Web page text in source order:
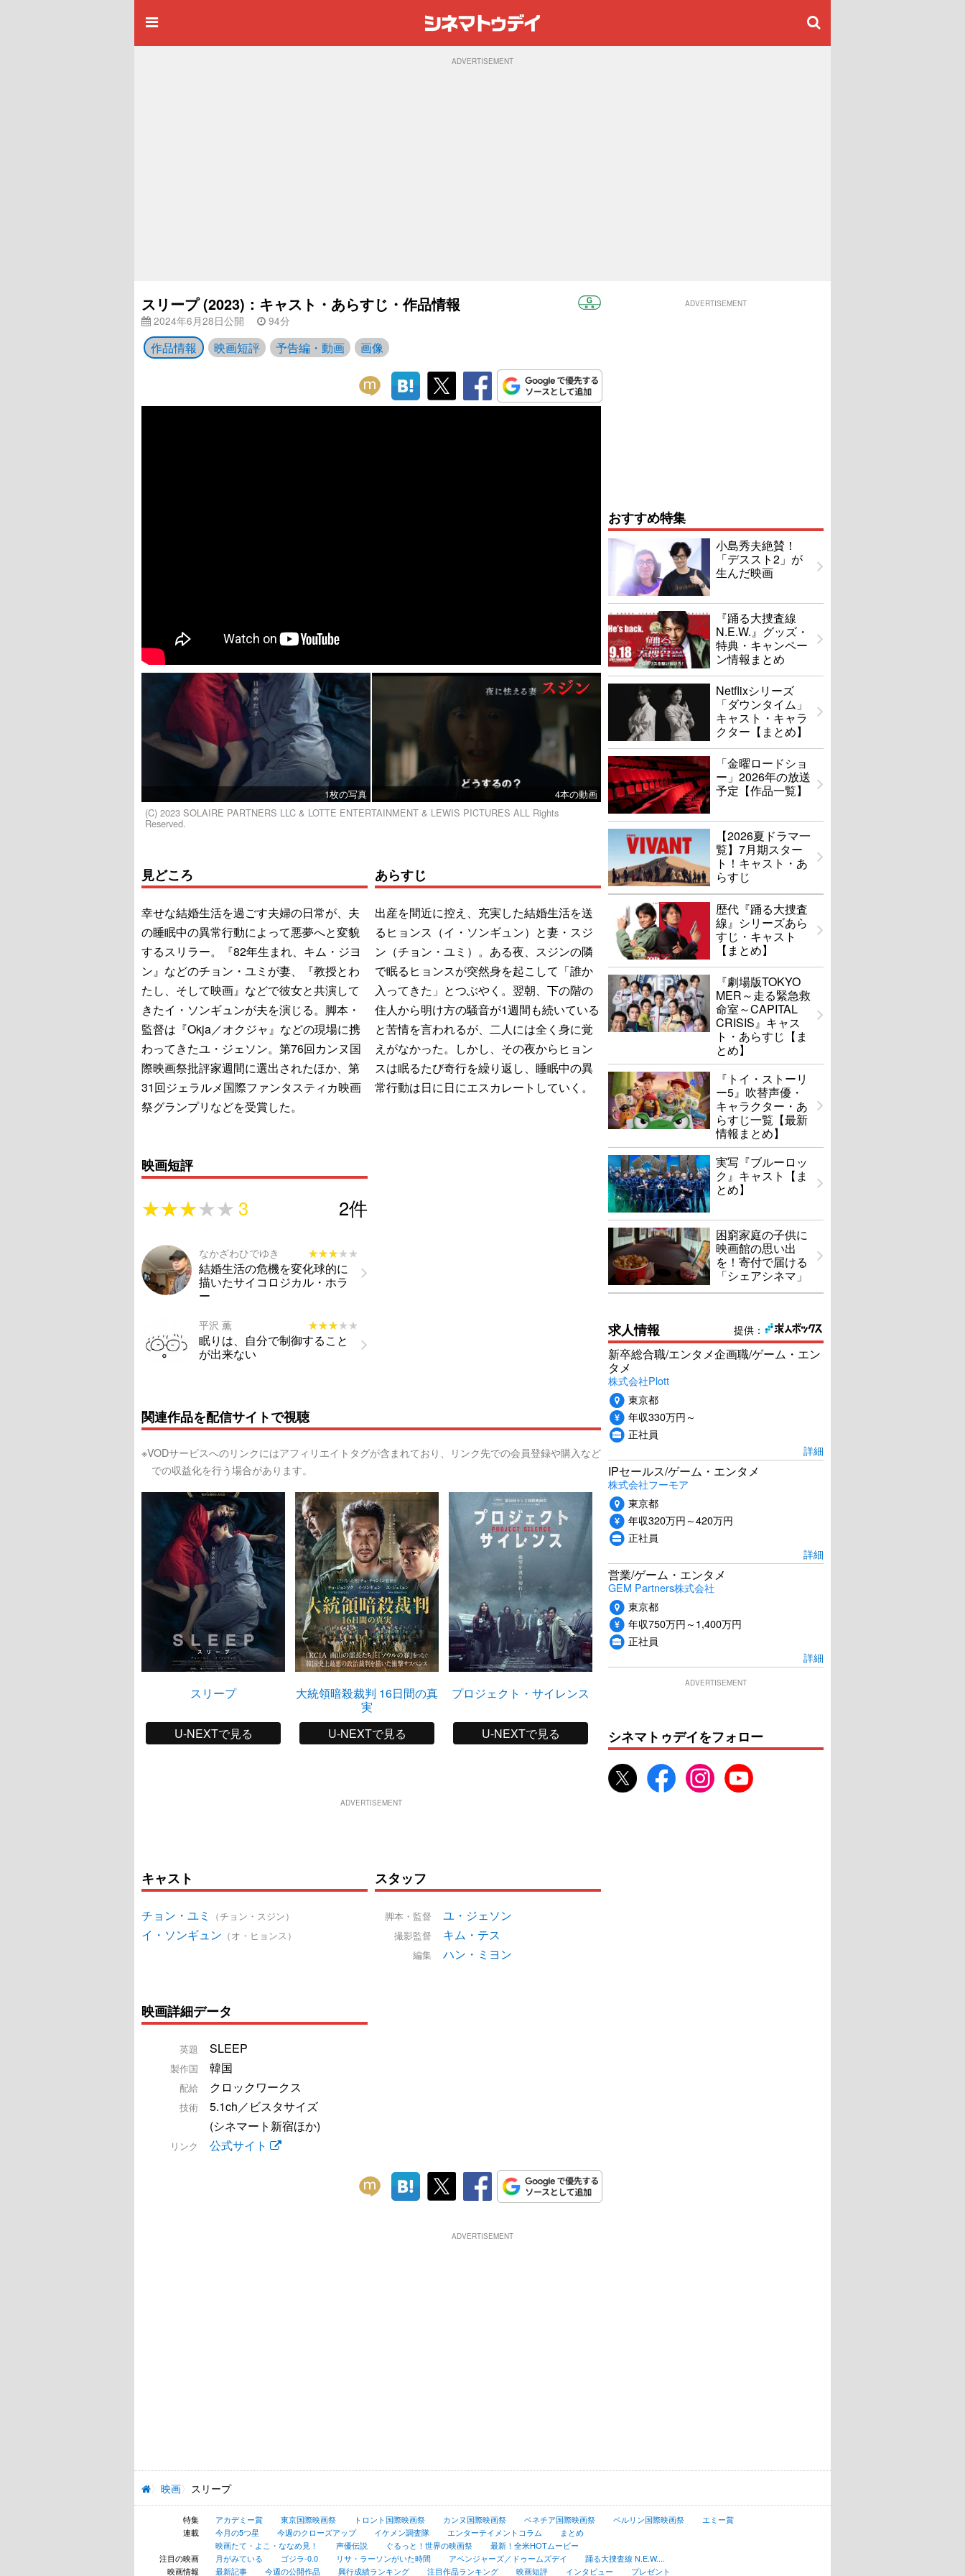
ADVERTISEMENT
スリープ (2023)：キャスト・あらすじ・作品情報
2024年6月28日公開 94分
作品情報 映画短評 予告編・動画 画像
1枚の写真
4本の動画
(C) 2023 SOLAIRE PARTNERS LLC & LOTTE ENTERTAINMENT & LEWIS PICTURES ALL Rights
Reserved.
見どころ
幸せな結婚生活を過ごす夫婦の日常が、夫
の睡眠中の異常行動によって悪夢へと変貌
するスリラー。『82年生まれ、キム・ジヨ
ン』などのチョン・ユミが妻、『教授とわ
たし、そして映画』などで彼女と共演して
きたイ・ソンギュンが夫を演じる。脚本・
監督は『Okja／オクジャ』などの現場に携
わってきたユ・ジェソン。第76回カンヌ国
際映画祭批評家週間に選出されたほか、第
31回ジェラルメ国際ファンタスティカ映画
祭グランプリなどを受賞した。
あらすじ
出産を間近に控え、充実した結婚生活を送
るヒョンス（イ・ソンギュン）と妻・スジ
ン（チョン・ユミ）。ある夜、スジンの隣
で眠るヒョンスが突然身を起こして「誰か
入ってきた」とつぶやく。翌朝、下の階の
住人から明け方の騒音が1週間も続いている
と苦情を言われるが、二人には全く身に覚
えがなかった。しかし、その夜からヒョン
スは眠るたび奇行を繰り返し、睡眠中の異
常行動は日に日にエスカレートしていく。
映画短評
★★★★★
★★★★★ 3 2件
なかざわひでゆき ★★★★★
★★★★★
結婚生活の危機を変化球的に
描いたサイコロジカル・ホラ
ー
平沢 薫 ★★★★★
★★★★★
眠りは、自分で制御すること
が出来ない
関連作品を配信サイトで視聴
※VODサービスへのリンクにはアフィリエイトタグが含まれており、リンク先での会員登録や購入など
での収益化を行う場合があります。
スリープ
U-NEXTで見る
大統領暗殺裁判 16日間の真
実
U-NEXTで見る
プロジェクト・サイレンス
U-NEXTで見る U-NEXTで見る
ADVERTISEMENT
キャスト
チョン・ユミ （チョン・スジン）
イ・ソンギュン （オ・ヒョンス）
スタッフ
脚本・監督 ユ・ジェソン
撮影監督 キム・テス
編集 ハン・ミヨン
映画詳細データ
英題 SLEEP
製作国 韓国
配給 クロックワークス
技術
5.1ch／ビスタサイズ
(シネマート新宿ほか)
リンク 公式サイト
ADVERTISEMENT
おすすめ特集
小島秀夫絶賛！
「デススト2」が
生んだ映画
『踊る大捜査線
N.E.W.』グッズ・
特典・キャンペー
ン情報まとめ
Netflixシリーズ
「ダウンタイム」
キャスト・キャラ
クター【まとめ】
「金曜ロードショ
ー」2026年の放送
予定【作品一覧】
【2026夏ドラマ一
覧】7月期スター
ト！キャスト・あ
らすじ
歴代『踊る大捜査
線』シリーズあら
すじ・キャスト
【まとめ】
『劇場版TOKYO
MER～走る緊急救
命室～CAPITAL
CRISIS』キャス
ト・あらすじ【ま
とめ】
『トイ・ストーリ
ー5』吹替声優・
キャラクター・あ
らすじ一覧【最新
情報まとめ】
実写『ブルーロッ
ク』キャスト【ま
とめ】
困窮家庭の子供に
映画館の思い出
を！寄付で届ける
「シェアシネマ」
提供：
求人情報
新卒総合職/エンタメ企画職/ゲーム・エン
タメ
株式会社Plott
東京都
年収330万円～
正社員
詳細
IPセールス/ゲーム・エンタメ
株式会社フーモア
東京都
年収320万円～420万円
正社員
詳細
営業/ゲーム・エンタメ
GEM Partners株式会社
東京都
年収750万円～1,400万円
正社員
詳細
ADVERTISEMENT
シネマトゥデイをフォロー
ADVERTISEMENT
映画 スリープ
特集 アカデミー賞 東京国際映画祭 トロント国際映画祭 カンヌ国際映画祭 ベネチア国際映画祭 ベルリン国際映画祭
エミー賞
連載
今月の5つ星 今週のクローズアップ イケメン調査隊 エンターテイメントコラム
まとめ
映画たて・よこ・ななめ見！
声優伝説 ぐるっと！世界の映画祭
最新！全米HOTムービー
注目の映画
月がみている ゴジラ-0.0 リサ・ラーソンがいた時間 アベンジャーズ／ドゥームズデイ
踊る大捜査線 N.E.W....
映画情報
最新記事 今週の公開作品 興行成績ランキング 注目作品ランキング 映画短評 インタビュー プレゼント